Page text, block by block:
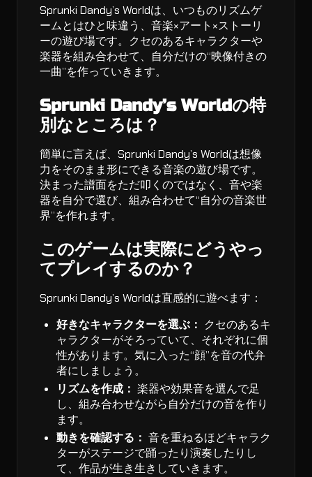
Sprunki Dandy’s Worldは、いつものリズムゲ
ームとはひと味違う、音楽×アート×ストーリ
ーの遊び場です。クセのあるキャラクターや
楽器を組み合わせて、自分だけの“映像付きの
一曲”を作っていきます。
Sprunki Dandy’s Worldの特
別なところは？
簡単に言えば、Sprunki Dandy’s Worldは想像
力をそのまま形にできる音楽の遊び場です。
決まった譜面をただ叩くのではなく、音や楽
器を自分で選び、組み合わせて“自分の音楽世
界”を作れます。
このゲームは実際にどうやっ
てプレイするのか？
Sprunki Dandy’s Worldは直感的に遊べます：
好きなキャラクターを選ぶ： クセのあるキ
ャラクターがそろっていて、それぞれに個
性があります。気に入った“顔”を音の代弁
者にしましょう。
リズムを作成： 楽器や効果音を選んで足
し、組み合わせながら自分だけの音を作り
ます。
動きを確認する： 音を重ねるほどキャラク
ターがステージで踊ったり演奏したりし
て、作品が生き生きしていきます。